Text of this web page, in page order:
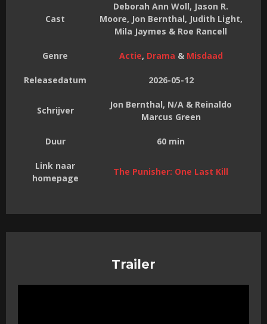
Cast
Deborah Ann Woll, Jason R.
Moore, Jon Bernthal, Judith Light,
Mila Jaymes & Roe Rancell
Genre Actie, Drama & Misdaad
Releasedatum 2026-05-12
Schrijver
Jon Bernthal, N/A & Reinaldo
Marcus Green
Duur 60 min
Link naar
homepage
The Punisher: One Last Kill
Trailer